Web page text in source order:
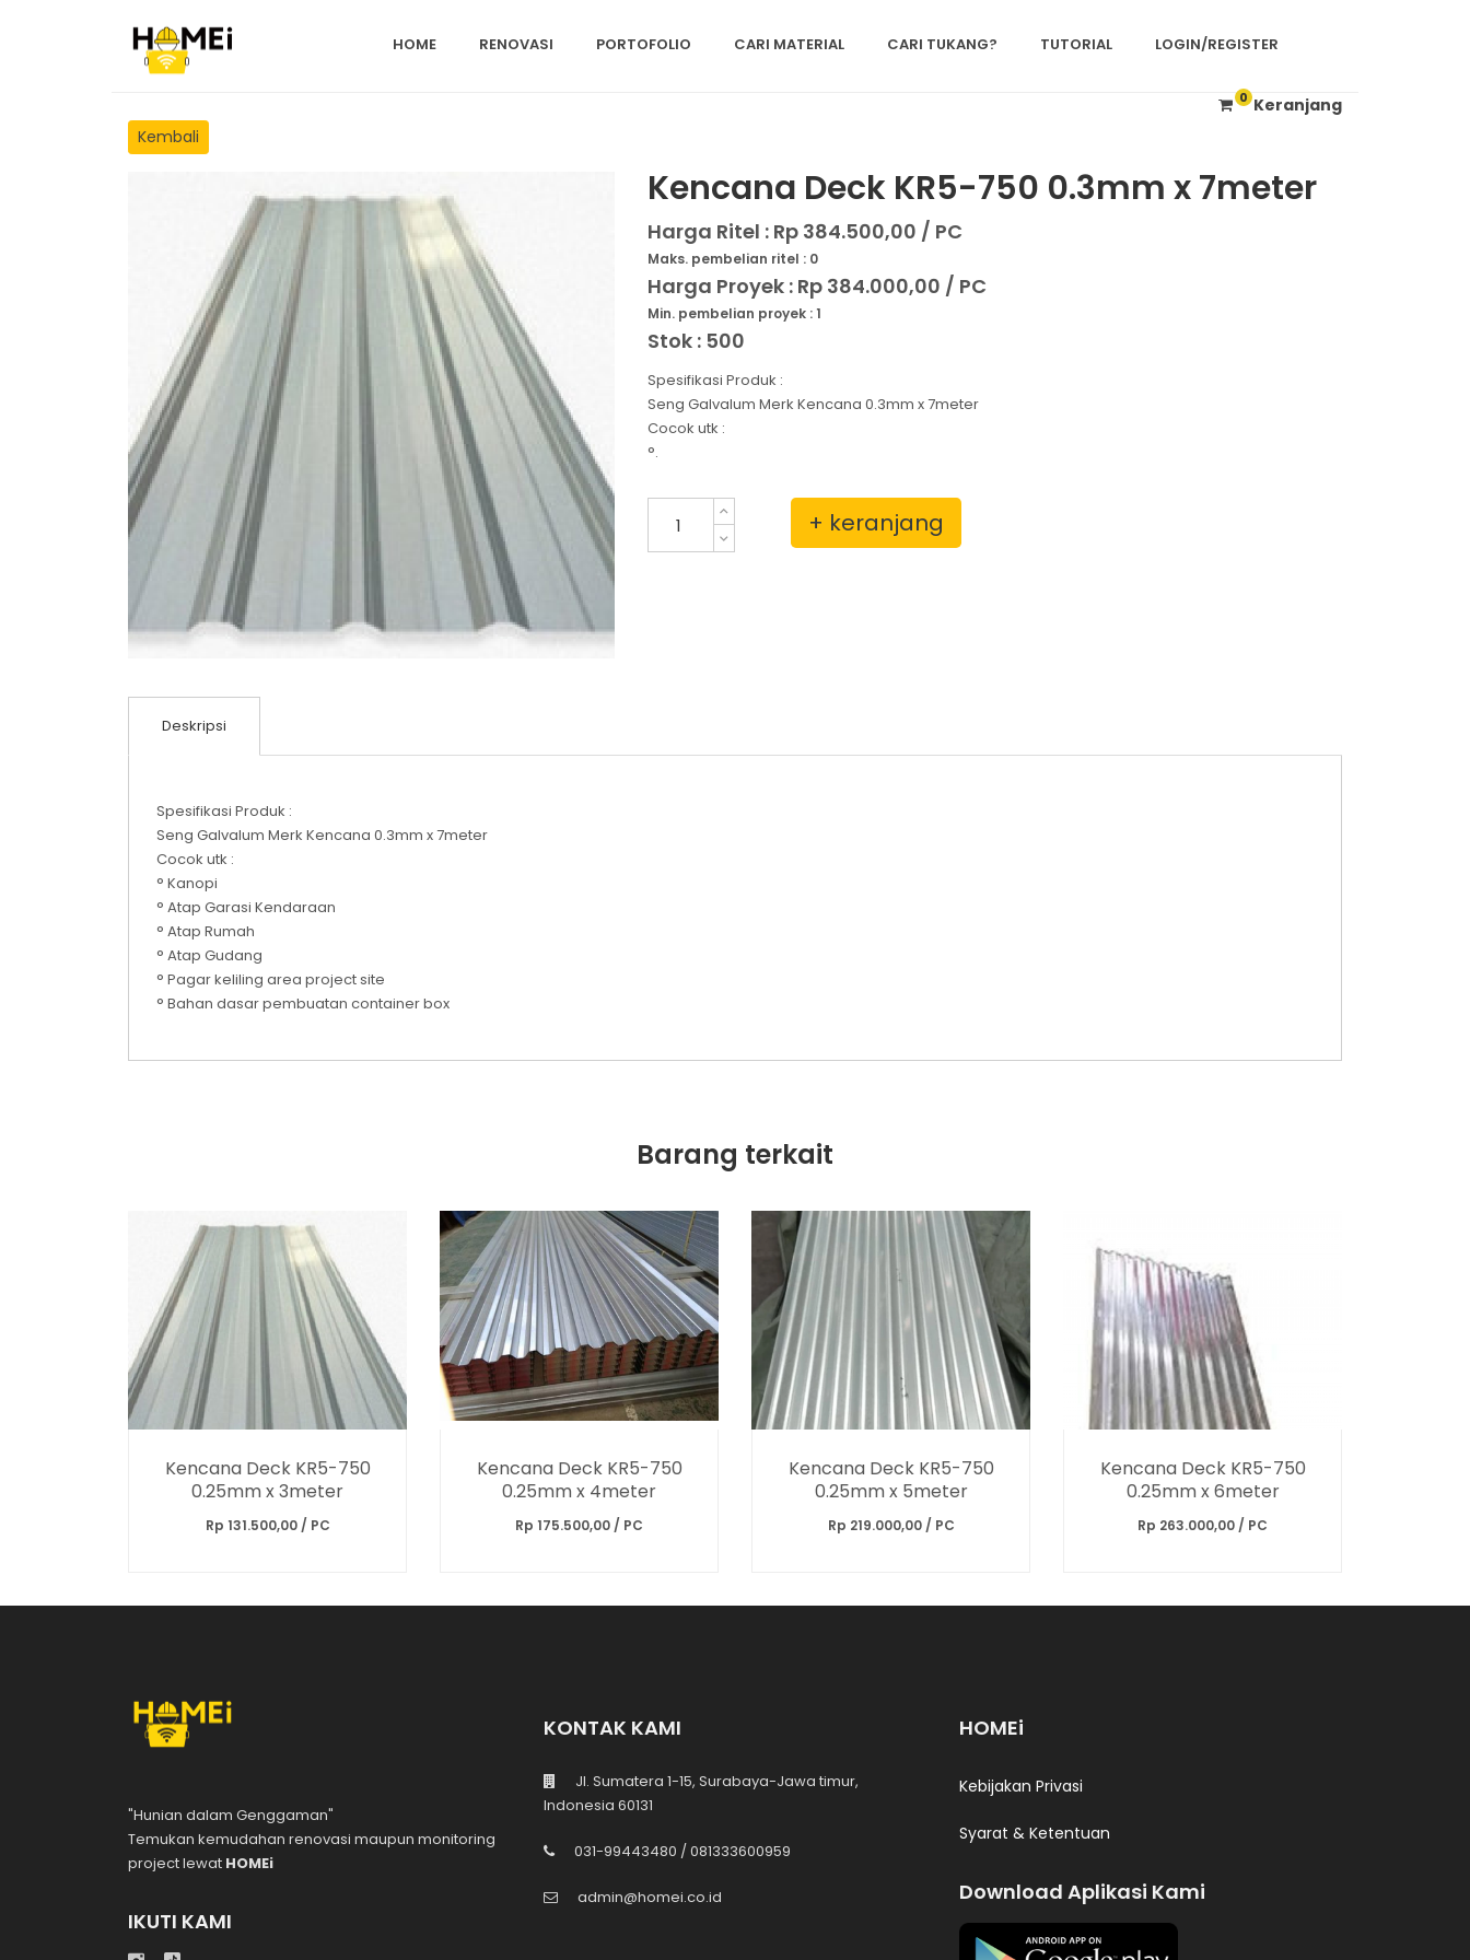
HOME RENOVASI PORTOFOLIO CARI MATERIAL CARI TUKANG? TUTORIAL LOGIN/REGISTER
Kembali
0 Keranjang
Kencana Deck KR5-750 0.3mm x 7meter
Harga Ritel : Rp 384.500,00 / PC
Maks. pembelian ritel : 0
Harga Proyek : Rp 384.000,00 / PC
Min. pembelian proyek : 1
Stok : 500
Spesifikasi Produk :
Seng Galvalum Merk Kencana 0.3mm x 7meter
Cocok utk :
°.
+ keranjang
Deskripsi
Spesifikasi Produk :
Seng Galvalum Merk Kencana 0.3mm x 7meter
Cocok utk :
° Kanopi
° Atap Garasi Kendaraan
° Atap Rumah
° Atap Gudang
° Pagar keliling area project site
° Bahan dasar pembuatan container box
Barang terkait
Kencana Deck KR5-750
0.25mm x 3meter
Rp 131.500,00 / PC
Kencana Deck KR5-750
0.25mm x 4meter
Rp 175.500,00 / PC
Kencana Deck KR5-750
0.25mm x 5meter
Rp 219.000,00 / PC
Kencana Deck KR5-750
0.25mm x 6meter
Rp 263.000,00 / PC
"Hunian dalam Genggaman"
Temukan kemudahan renovasi maupun monitoring
project lewat HOMEi
IKUTI KAMI
KONTAK KAMI
Jl. Sumatera 1-15, Surabaya-Jawa timur,
Indonesia 60131
031-99443480 / 081333600959
admin@homei.co.id
HOMEi
Kebijakan Privasi
Syarat & Ketentuan
Download Aplikasi Kami